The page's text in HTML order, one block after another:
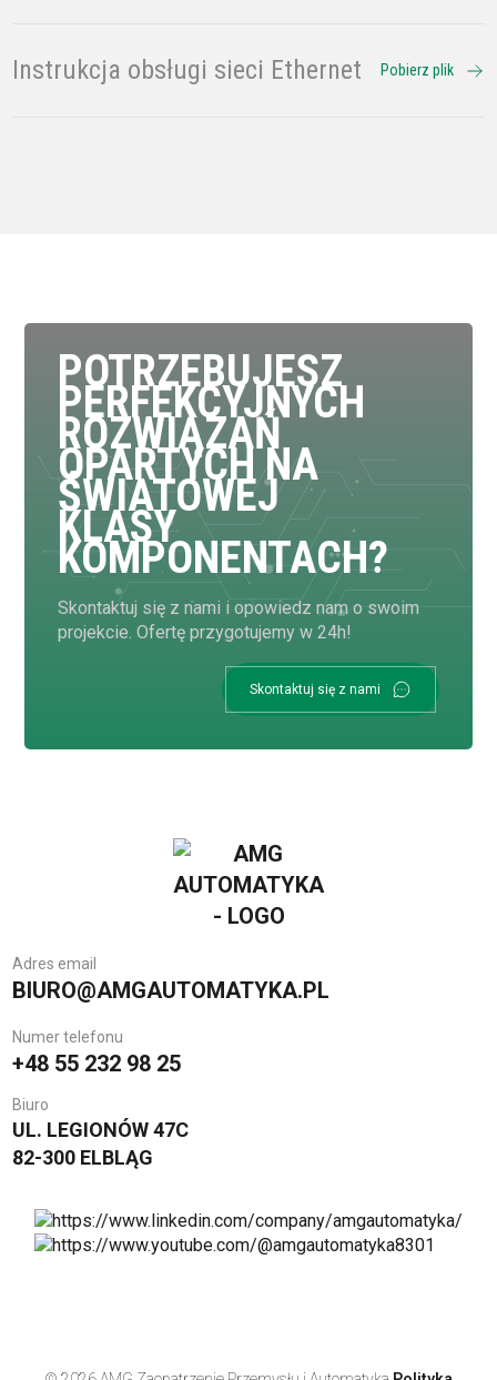
Instrukcja obsługi sieci Ethernet Pobierz plik
POTRZEBUJESZ
PERFEKCYJNYCH
ROZWIĄZAŃ
OPARTYCH NA
ŚWIATOWEJ
KLASY
KOMPONENTACH?
Skontaktuj się z nami i opowiedz nam o swoim
projekcie. Ofertę przygotujemy w 24h!
Skontaktuj się z nami
Adres email
BIURO@AMGAUTOMATYKA.PL
Numer telefonu
+48 55 232 98 25
Biuro
UL. LEGIONÓW 47C
82-300 ELBLĄG